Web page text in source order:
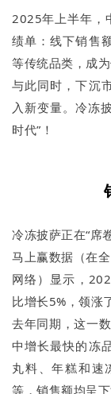
2025年上半年，
绩单：线下销售
等传统品类，成
与此同时，下沉
入新变量。冷冻
时代”！
冷冻披萨正在“席
马上赢数据（在
网络）显示，
比增长5%，领涨
去年同期，这一
中增长最快的冻
丸料、年糕和速
等，销售额均呈下